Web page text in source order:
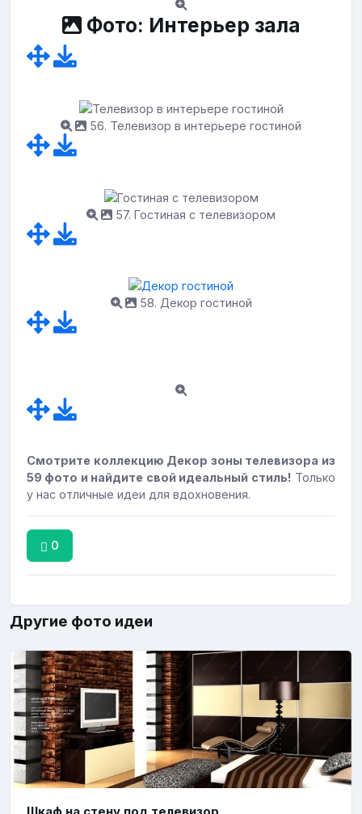
Фото: Интерьер зала
56. Телевизор в интерьере гостиной
57. Гостиная с телевизором
58. Декор гостиной
Смотрите коллекцию Декор зоны телевизора из
59 фото и найдите свой идеальный стиль! Только
у нас отличные идеи для вдохновения.
0
Другие фото идеи